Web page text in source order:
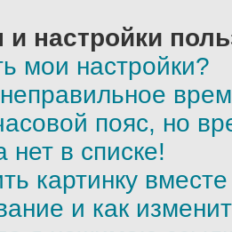
настройки
мои настройки?
пояс, но
нет в списке!
картинку
и как